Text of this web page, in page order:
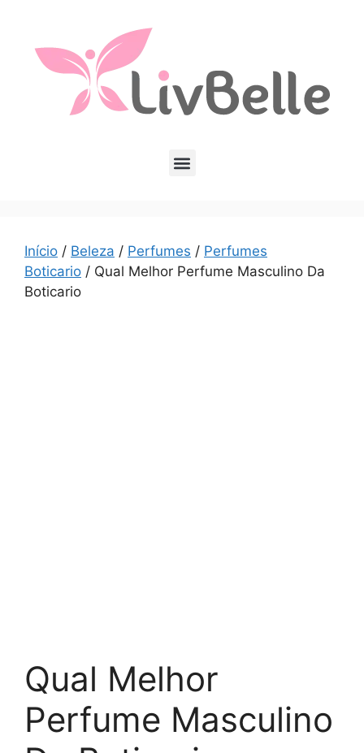
Início / Beleza / Perfumes / Perfumes
Boticario / Qual Melhor Perfume Masculino Da
Boticario
Qual Melhor
Perfume Masculino